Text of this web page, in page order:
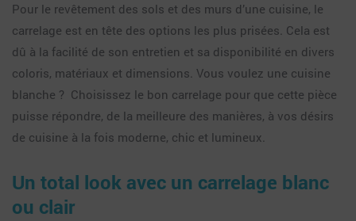
Pour le revêtement des sols et des murs d’une cuisine, le
carrelage est en tête des options les plus prisées. Cela est
dû à la facilité de son entretien et sa disponibilité en divers
coloris, matériaux et dimensions. Vous voulez une cuisine
blanche ? Choisissez le bon carrelage pour que cette pièce
puisse répondre, de la meilleure des manières, à vos désirs
de cuisine à la fois moderne, chic et lumineux.
Un total look avec un carrelage blanc
ou clair